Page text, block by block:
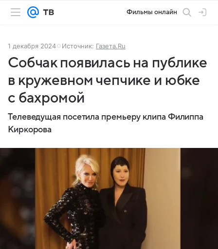
Фильмы онлайн
1 декабря 2024 Источник: Газета.Ru
Собчак появилась на публике
в кружевном чепчике и юбке
с бахромой
Телеведущая посетила премьеру клипа Филиппа
Киркорова